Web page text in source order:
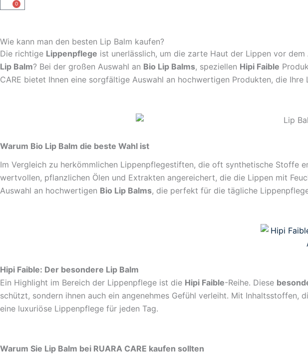
0
Warenkorb
Wie kann man den besten Lip Balm kaufen?
Die richtige Lippenpflege ist unerlässlich, um die zarte Haut der Lippen vor
Lip Balm? Bei der großen Auswahl an Bio Lip Balms, speziellen Hipi Faible
CARE bietet Ihnen eine sorgfältige Auswahl an hochwertigen Produkten, die
Warum Bio Lip Balm die beste Wahl ist
Im Vergleich zu herkömmlichen Lippenpflegestiften, die oft synthetische Stoffe
wertvollen, pflanzlichen Ölen und Extrakten angereichert, die die Lippen mit
Auswahl an hochwertigen Bio Lip Balms, die perfekt für die tägliche
Hipi Faible: Der besondere Lip Balm
Ein Highlight im Bereich der Lippenpflege ist die Hipi Faible-Reihe. Diese
schützt, sondern ihnen auch ein angenehmes Gefühl verleiht. Mit
eine luxuriöse Lippenpflege für jeden Tag.
Warum Sie Lip Balm bei RUARA CARE kaufen sollten